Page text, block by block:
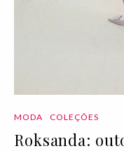
MODA COLEÇÕES
Roksanda: